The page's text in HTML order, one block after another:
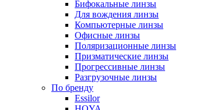
Бифокальные линзы
Для вождения линзы
Компьютерные линзы
Офисные линзы
Поляризационные линзы
Призматические линзы
Прогрессивные линзы
Разгрузочные линзы
По бренду
Essilor